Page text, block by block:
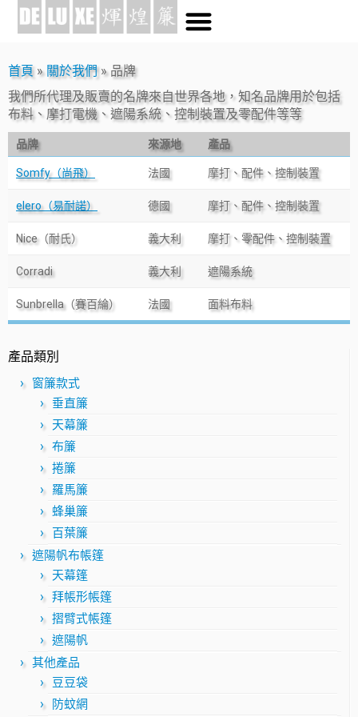
首頁 » 關於我們 » 品牌
我們所代理及販賣的名牌來自世界各地，知名品牌用於包括
布料、摩打電機、遮陽系統、控制裝置及零配件等等
品牌 來源地 產品
Somfy（尚飛） 法國 摩打、配件、控制裝置
elero（易耐諾） 德國 摩打、配件、控制裝置
Nice（耐氏） 義大利 摩打、零配件、控制裝置
Corradi 義大利 遮陽系統
Sunbrella（賽百綸） 法國 面料布料
產品類別
窗簾款式
垂直簾
天幕簾
布簾
捲簾
羅馬簾
蜂巢簾
百葉簾
遮陽帆布帳篷
天幕篷
拜帳形帳篷
摺臂式帳篷
遮陽帆
其他產品
豆豆袋
防蚊網